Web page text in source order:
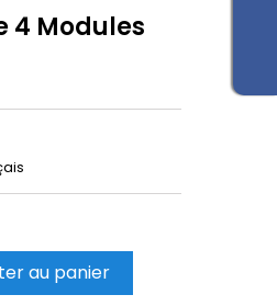
4 Modules
au panier